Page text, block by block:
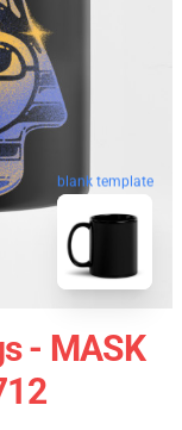
blank template
- MASK